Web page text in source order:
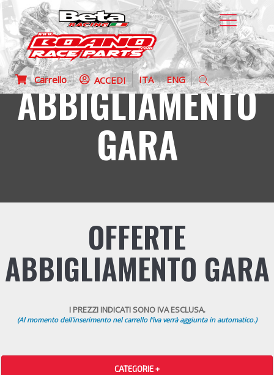
Carrello ACCEDI ITA ENG
ABBIGLIAMENTO
GARA
OFFERTE
ABBIGLIAMENTO GARA
I PREZZI INDICATI SONO IVA ESCLUSA.
(Al momento dell'inserimento nel carrello l'iva verrà aggiunta in automatico.)
CATEGORIE +